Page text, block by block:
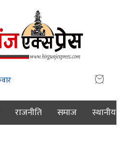
राजनीति समाज स्थानीय